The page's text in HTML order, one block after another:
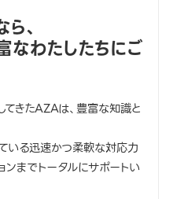
、
なわたしたちにご
きたAZAは、豊富な知識と
いる迅速かつ柔軟な対応力
ンまでトータルにサポートい